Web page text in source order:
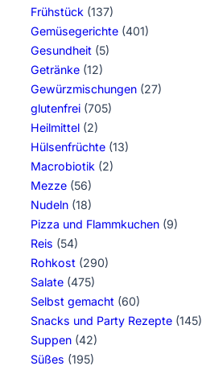
Frühstück (137)
Gemüsegerichte (401)
Gesundheit (5)
Getränke (12)
Gewürzmischungen (27)
glutenfrei (705)
Heilmittel (2)
Hülsenfrüchte (13)
Macrobiotik (2)
Mezze (56)
Nudeln (18)
Pizza und Flammkuchen (9)
Reis (54)
Rohkost (290)
Salate (475)
Selbst gemacht (60)
Snacks und Party Rezepte (145)
Suppen (42)
Süßes (195)